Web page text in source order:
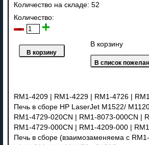
Количество на складе: 52
Количество:
В корзину
RM1-4209 | RM1-4229 | RM1-4726 |
Печь в сборе HP LaserJet M1522/
RM1-4729-020CN | RM1-8073-000CN |
RM1-4729-000CN | RM1-4209-000 |
Печь в сборе (взаимозаменяема с